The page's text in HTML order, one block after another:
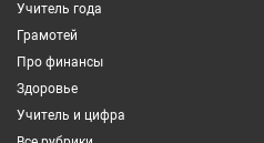
Учитель года
Грамотей
Про финансы
Здоровье
Учитель и цифра